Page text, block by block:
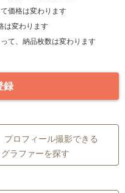
価格は変わります
は変わります
て、納品枚数は変わります
録
プロフィール撮影できる
ラファーを探す